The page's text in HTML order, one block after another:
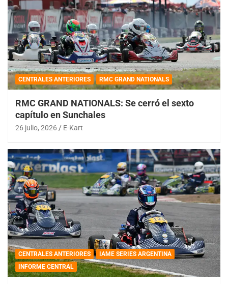
CENTRALES ANTERIORES RMC GRAND NATIONALS
RMC GRAND NATIONALS: Se cerró el sexto
capítulo en Sunchales
26 julio, 2026 E-Kart
CENTRALES ANTERIORES
IAME SERIES ARGENTINA
INFORME CENTRAL